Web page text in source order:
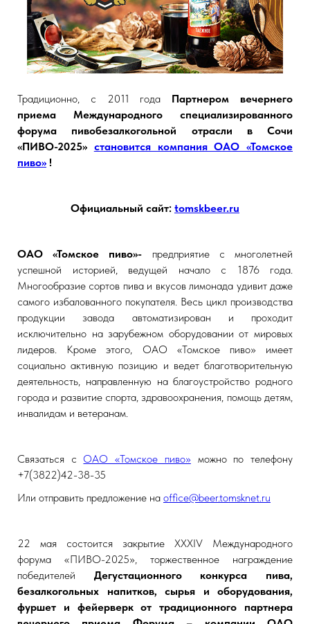
Традиционно, с 2011 года Партнером вечернего
приема
Международного специализированного
форума пивобезалкогольной отрасли в Сочи
«ПИВО-2025» становится компания ОАО «Томское
пиво» !
Официальный сайт: tomskbeer.ru
ОАО «Томское пиво»- предприятие с многолетней
успешной историей, ведущей начало с 1876 года.
Многообразие сортов пива и вкусов лимонада удивит даже
самого избалованного покупателя. Весь цикл производства
продукции завода автоматизирован и проходит
исключительно на зарубежном оборудовании от мировых
лидеров. Кроме этого, ОАО «Томское пиво» имеет
социально активную позицию и ведет благотворительную
деятельность, направленную на благоустройство родного
города и развитие спорта, здравоохранения, помощь детям,
инвалидам и ветеранам.
Связаться сОАО «Томское пиво» можно по телефону
+7(3822)42-38-35
Или отправить предложение на office@beer.tomsknet.ru
22 мая состоится закрытие XXXIV Международного
форума «ПИВО-2025», торжественное награждение
победителей Дегустационного конкурса пива,
безалкогольных напитков, сырья и оборудования,
фуршет и фейерверк от традиционного партнера